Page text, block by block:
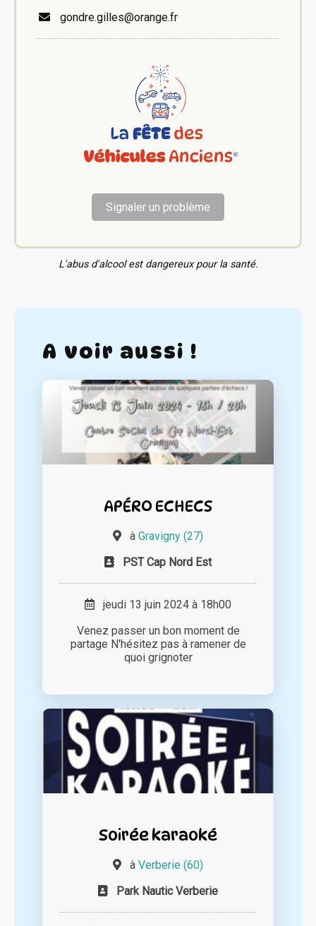
gondre.gilles@orange.fr
Signaler un problème
L'abus d'alcool est dangereux pour la santé.
A voir aussi !
APÉRO ECHECS
à Gravigny (27)
PST Cap Nord Est
jeudi 13 juin 2024 à 18h00
Venez passer un bon moment de
partage N'hésitez pas à ramener de
quoi grignoter
Soirée karaoké
à Verberie (60)
Park Nautic Verberie